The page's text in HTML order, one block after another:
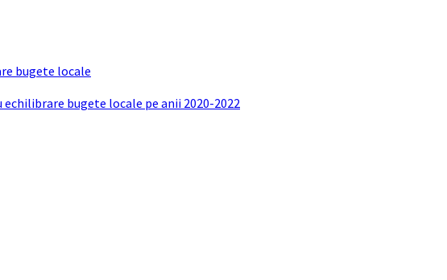
bugete locale
echilibrare bugete locale pe anii 2020-2022